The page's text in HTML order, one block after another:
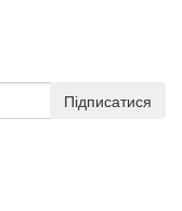
Підписатися